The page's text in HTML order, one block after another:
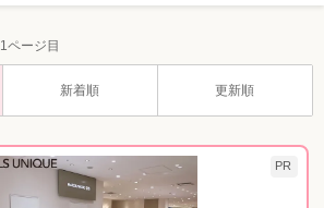
1ページ目
新着順 更新順
PR